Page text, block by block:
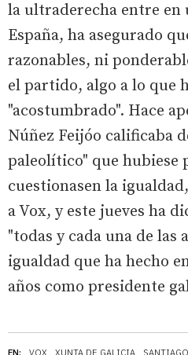
EN: VOX XUNTA DE GALICIA
la ultraderecha entre en
España, ha asegurado
razonables, ni
el partido, algo a lo que
"acostumbrado". Hace
Núñez Feijóo calificaba
paleolítico" que hubiese
cuestionasen la
a Vox, y este jueves ha
"todas y cada una de las
igualdad que ha hecho
años como presidente